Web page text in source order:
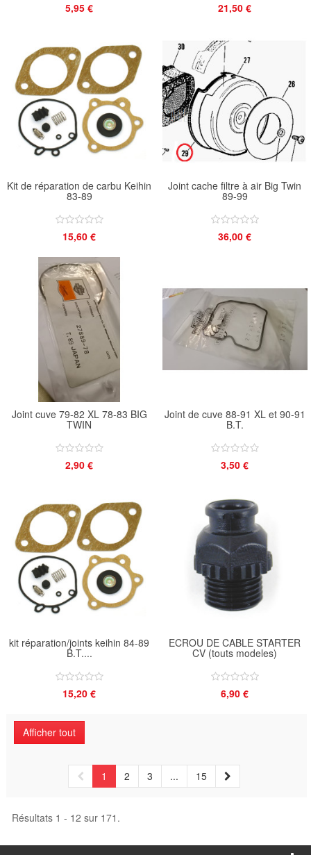
5,95 € 21,50 €
Kit de réparation de carbu Keihin
83-89
15,60 €
Joint cache filtre à air Big Twin
89-99
36,00 €
Joint cuve 79-82 XL 78-83 BIG
TWIN
2,90 €
Joint de cuve 88-91 XL et 90-91
B.T.
3,50 €
kit réparation/joints keihin 84-89
B.T....
15,20 €
ECROU DE CABLE STARTER
CV (touts modeles)
6,90 €
Afficher tout
1 2 3 ... 15
Résultats 1 - 12 sur 171.